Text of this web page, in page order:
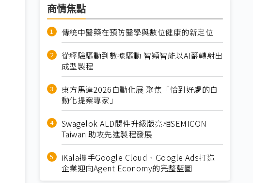
商情焦點
傳統中醫藥在預防醫學與數位健康的新定位
從經驗驅動到數據驅動 智穎智能以AI翻轉射出
成型製程
東方馬達2026自動化展 聚焦「恰到好處的自
動化提案專家」
Swagelok ALD閥件升級版亮相SEMICON
Taiwan 助攻先進製程發展
iKala攜手Google Cloud、Google Ads打造
企業迎向Agent Economy的完整藍圖